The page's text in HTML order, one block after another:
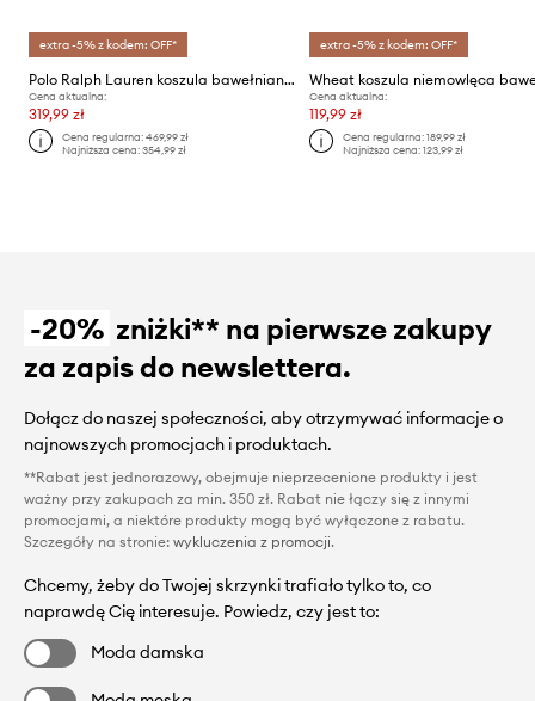
extra -5% z kodem: OFF*
Polo Ralph Lauren koszula bawełniana dziecięca
Cena aktualna:
319,99 zł
Cena regularna:469,99 zł
Najniższa cena:354,99 zł
extra -5% z kodem: OFF*
Cena aktualna:
119,99 zł
Cena regularna: 189,99 zł
Najniższa cena: 123,99 zł
-20% zniżki** na pierwsze zakupy
za zapis do newslettera.
Dołącz do naszej społeczności, aby otrzymywać informacje o
najnowszych promocjach i produktach.
**Rabat jest jednorazowy, obejmuje nieprzecenione produkty i jest
ważny przy zakupach za min. 350 zł. Rabat nie łączy się z innymi
promocjami, a niektóre produkty mogą być wyłączone z rabatu.
Szczegóły na stronie: wykluczenia z promocji.
Chcemy, żeby do Twojej skrzynki trafiało tylko to, co
naprawdę Cię interesuje. Powiedz, czy jest to:
Moda damska